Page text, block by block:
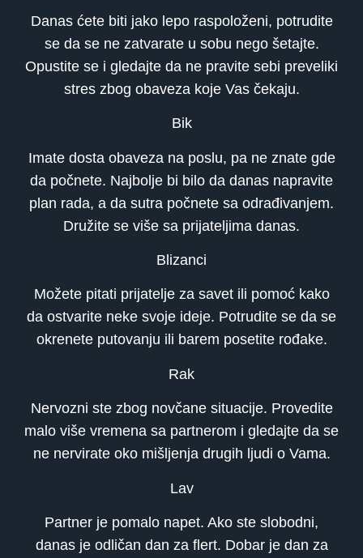
Danas ćete biti jako lepo raspoloženi, potrudite
se da se ne zatvarate u sobu nego šetajte.
Opustite se i gledajte da ne pravite sebi preveliki
stres zbog obaveza koje Vas čekaju.
Bik
Imate dosta obaveza na poslu, pa ne znate gde
da počnete. Najbolje bi bilo da danas napravite
plan rada, a da sutra počnete sa odrađivanjem.
Družite se više sa prijateljima danas.
Blizanci
Možete pitati prijatelje za savet ili pomoć kako
da ostvarite neke svoje ideje. Potrudite se da se
okrenete putovanju ili barem posetite rođake.
Rak
Nervozni ste zbog novčane situacije. Provedite
malo više vremena sa partnerom i gledajte da se
ne nervirate oko mišljenja drugih ljudi o Vama.
Lav
Partner je pomalo napet. Ako ste slobodni,
danas je odličan dan za flert. Dobar je dan za